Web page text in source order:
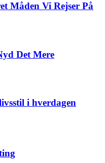
Måden Vi Rejser På
Det Mere
i hverdagen